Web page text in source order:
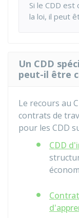
Si le CDD
la loi, il peut
Un CDD
peut-il être
Le recours au
contrats de
pour les CDD
CDD